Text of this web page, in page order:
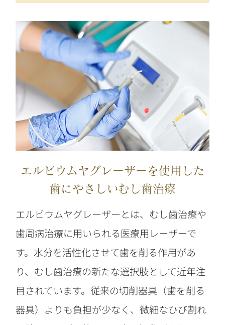
エルビウムヤグレーザーを使用した
歯にやさしいむし歯治療
エルビウムヤグレーザーとは、むし歯治療や
歯周病治療に用いられる医療用レーザーで
す。水分を活性化させて歯を削る作用があ
り、むし歯治療の新たな選択肢として近年注
目されています。従来の切削器具（歯を削る
器具）よりも負担が少なく、微細なひび割れ